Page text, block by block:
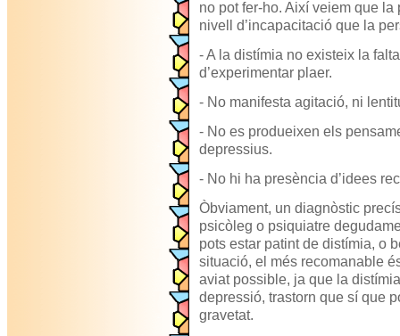
no pot fer-ho. Així veiem que
nivell d’incapacitació que la
- A la distímia no existeix la
d’experimentar plaer.
- No manifesta agitació, ni
- No es produeixen els
depressius.
- No hi ha presència d’idees
Òbviament, un diagnòstic
psicòleg o psiquiatre
pots estar patint de distímia, o
situació, el més recomanable
aviat possible, ja que la
depressió, trastorn que sí que
gravetat.